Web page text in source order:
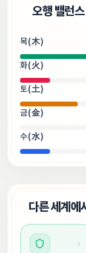
오행 밸런스
목(木)
화(火)
토(土)
금(金)
수(水)
다른 세계에